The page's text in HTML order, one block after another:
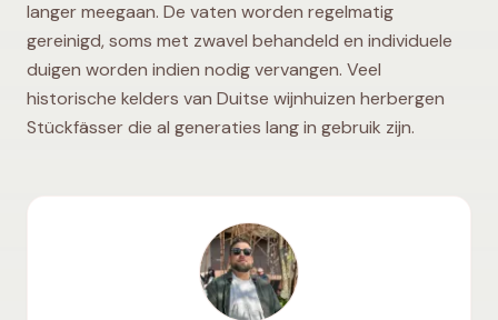
langer meegaan. De vaten worden regelmatig
gereinigd, soms met zwavel behandeld en individuele
duigen worden indien nodig vervangen. Veel
historische kelders van Duitse wijnhuizen herbergen
Stückfässer die al generaties lang in gebruik zijn.